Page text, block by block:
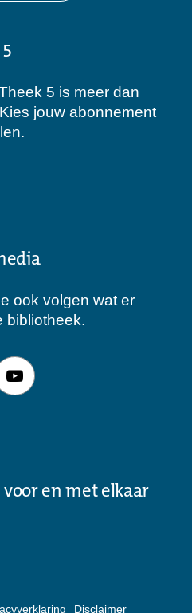
5 is meer dan
jouw abonnement
ook volgen wat er
bibliotheek.
voor en met elkaar
Disclaimer